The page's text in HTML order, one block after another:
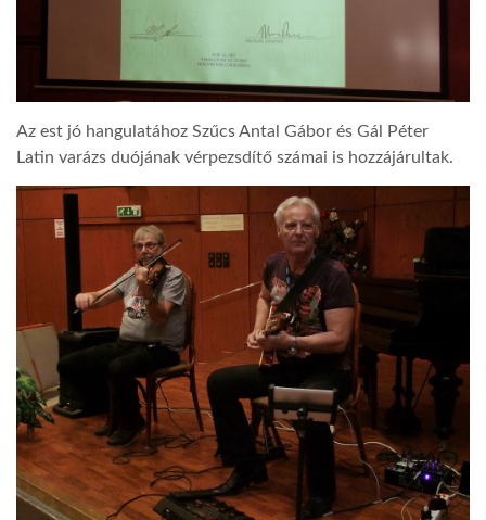
Az est jó hangulatához Szűcs Antal Gábor és Gál Péter
Latin varázs duójának vérpezsdítő számai is hozzájárultak.